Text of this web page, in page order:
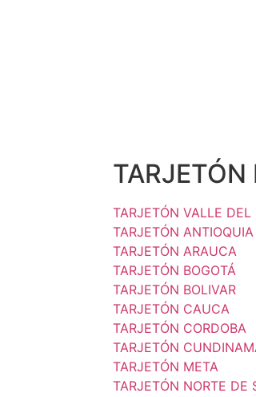
TARJETÓN
TARJETÓN VALLE
TARJETÓN ANTIOQUIA
TARJETÓN ARAUCA
TARJETÓN BOGOTÁ
TARJETÓN BOLIVAR
TARJETÓN CAUCA
TARJETÓN CORDOBA
TARJETÓN
TARJETÓN META
TARJETÓN NORTE DE